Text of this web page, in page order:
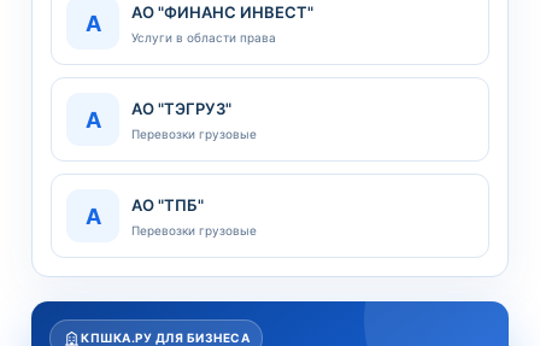
А АО "ФИНАНС ИНВЕСТ"
Услуги в области права
А АО "ТЭГРУЗ"
Перевозки грузовые
А АО "ТПБ"
Перевозки грузовые
КПШКА.РУ ДЛЯ БИЗНЕСА